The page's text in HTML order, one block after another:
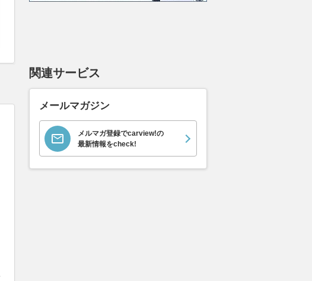
関連サービス
メールマガジン
メルマガ登録でcarview!の
最新情報をcheck!